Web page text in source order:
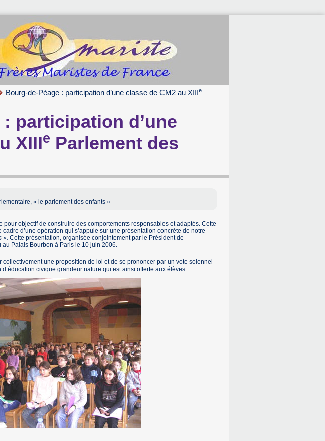
Bourg-de-Péage : participation d’une classe de CM2 au XIIIe
participation d’une
XIIIe Parlement des
« le parlement des enfants »
pour objectif de construire des comportements responsables et adaptés. Cette
d’une opération qui s’appuie sur une présentation concrète de notre
». Cette présentation, organisée conjointement par le Président de
au Palais Bourbon à Paris le 10 juin 2006.
collectivement une proposition de loi et de se prononcer par un vote solennel
civique grandeur nature qui est ainsi offerte aux élèves.